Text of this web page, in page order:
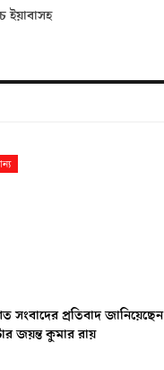
ইয়াবাসহ
সংবাদের প্রতিবাদ জানিয়েছেন
জয়ন্ত কুমার রায়